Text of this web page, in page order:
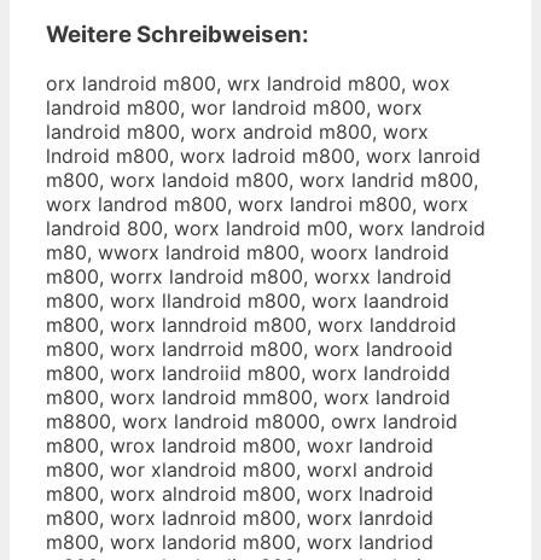
Weitere Schreibweisen:
orx landroid m800, wrx landroid m800, wox
landroid m800, wor landroid m800, worx
landroid m800, worx android m800, worx
lndroid m800, worx ladroid m800, worx lanroid
m800, worx landoid m800, worx landrid m800,
worx landrod m800, worx landroi m800, worx
landroid 800, worx landroid m00, worx landroid
m80, wworx landroid m800, woorx landroid
m800, worrx landroid m800, worxx landroid
m800, worx llandroid m800, worx laandroid
m800, worx lanndroid m800, worx landdroid
m800, worx landrroid m800, worx landrooid
m800, worx landroiid m800, worx landroidd
m800, worx landroid mm800, worx landroid
m8800, worx landroid m8000, owrx landroid
m800, wrox landroid m800, woxr landroid
m800, wor xlandroid m800, worxl android
m800, worx alndroid m800, worx lnadroid
m800, worx ladnroid m800, worx lanrdoid
m800, worx landorid m800, worx landriod